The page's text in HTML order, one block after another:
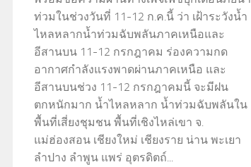
ท่วมในช่วงวันที่ 11-12 ก.ค.นี้ ว่า เฝ้าระวังน้ำ
ไหลหลากน้ำท่วมฉับพลันภาคเหนือและ
อีสานบน 11-12 กรกฎาคม ร่องความกด
อากาศกำลังแรงพาดผ่านภาคเหนือ และ
อีสานบนช่วง 11-12 กรกฎาคมนี้ จะมีฝน
ตกหนักมาก น้ำไหลหลาก น้ำท่วมฉับพลันใน
พื้นที่เสี่ยงชุมชน พื้นที่เชิงไหล่เขา จ.
แม่ฮ่องสอน เชียงใหม่ เชียงราย น่าน พะเยา
ลำปาง ลำพูน แพร่ อุตรดิตถ์...